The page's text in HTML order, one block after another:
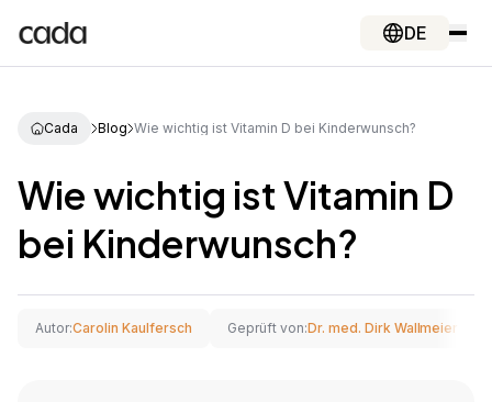
DE
Cada Blog Wie wichtig ist Vitamin D bei Kinderwunsch?
Wie wichtig ist Vitamin D
bei Kinderwunsch?
Autor:Carolin Kaulfersch Geprüft von:Dr. med. Dirk Wallmeier